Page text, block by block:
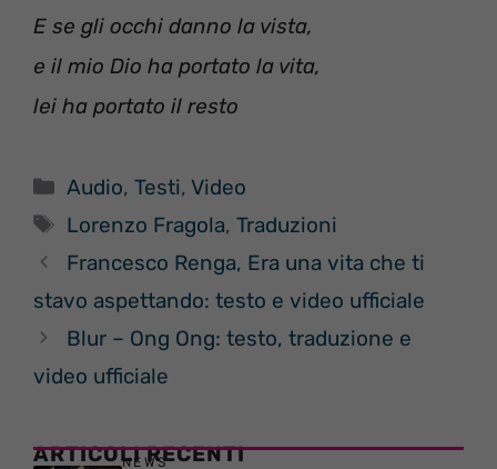
E se gli occhi danno la vista,
e il mio Dio ha portato la vita,
lei ha portato il resto
Categorie
Audio,Testi,Video
Tag
Lorenzo Fragola,Traduzioni
Francesco Renga, Era una vita che ti
stavo aspettando: testo e video ufficiale
Blur – Ong Ong: testo, traduzione e
video ufficiale
ARTICOLI RECENTI
NEWS